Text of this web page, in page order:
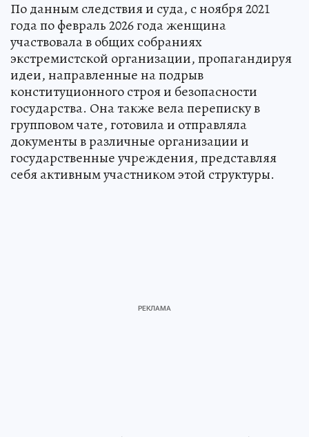
По данным следствия и суда, с ноября 2021
года по февраль 2026 года женщина
участвовала в общих собраниях
экстремистской организации, пропагандируя
идеи, направленные на подрыв
конституционного строя и безопасности
государства. Она также вела переписку в
групповом чате, готовила и отправляла
документы в различные организации и
государственные учреждения, представляя
себя активным участником этой структуры.